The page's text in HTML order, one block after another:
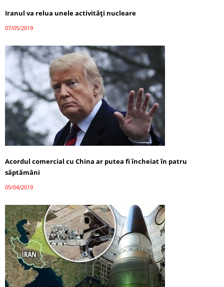
Iranul va relua unele activităţi nucleare
07/05/2019
Acordul comercial cu China ar putea fi încheiat în patru
săptămâni
05/04/2019